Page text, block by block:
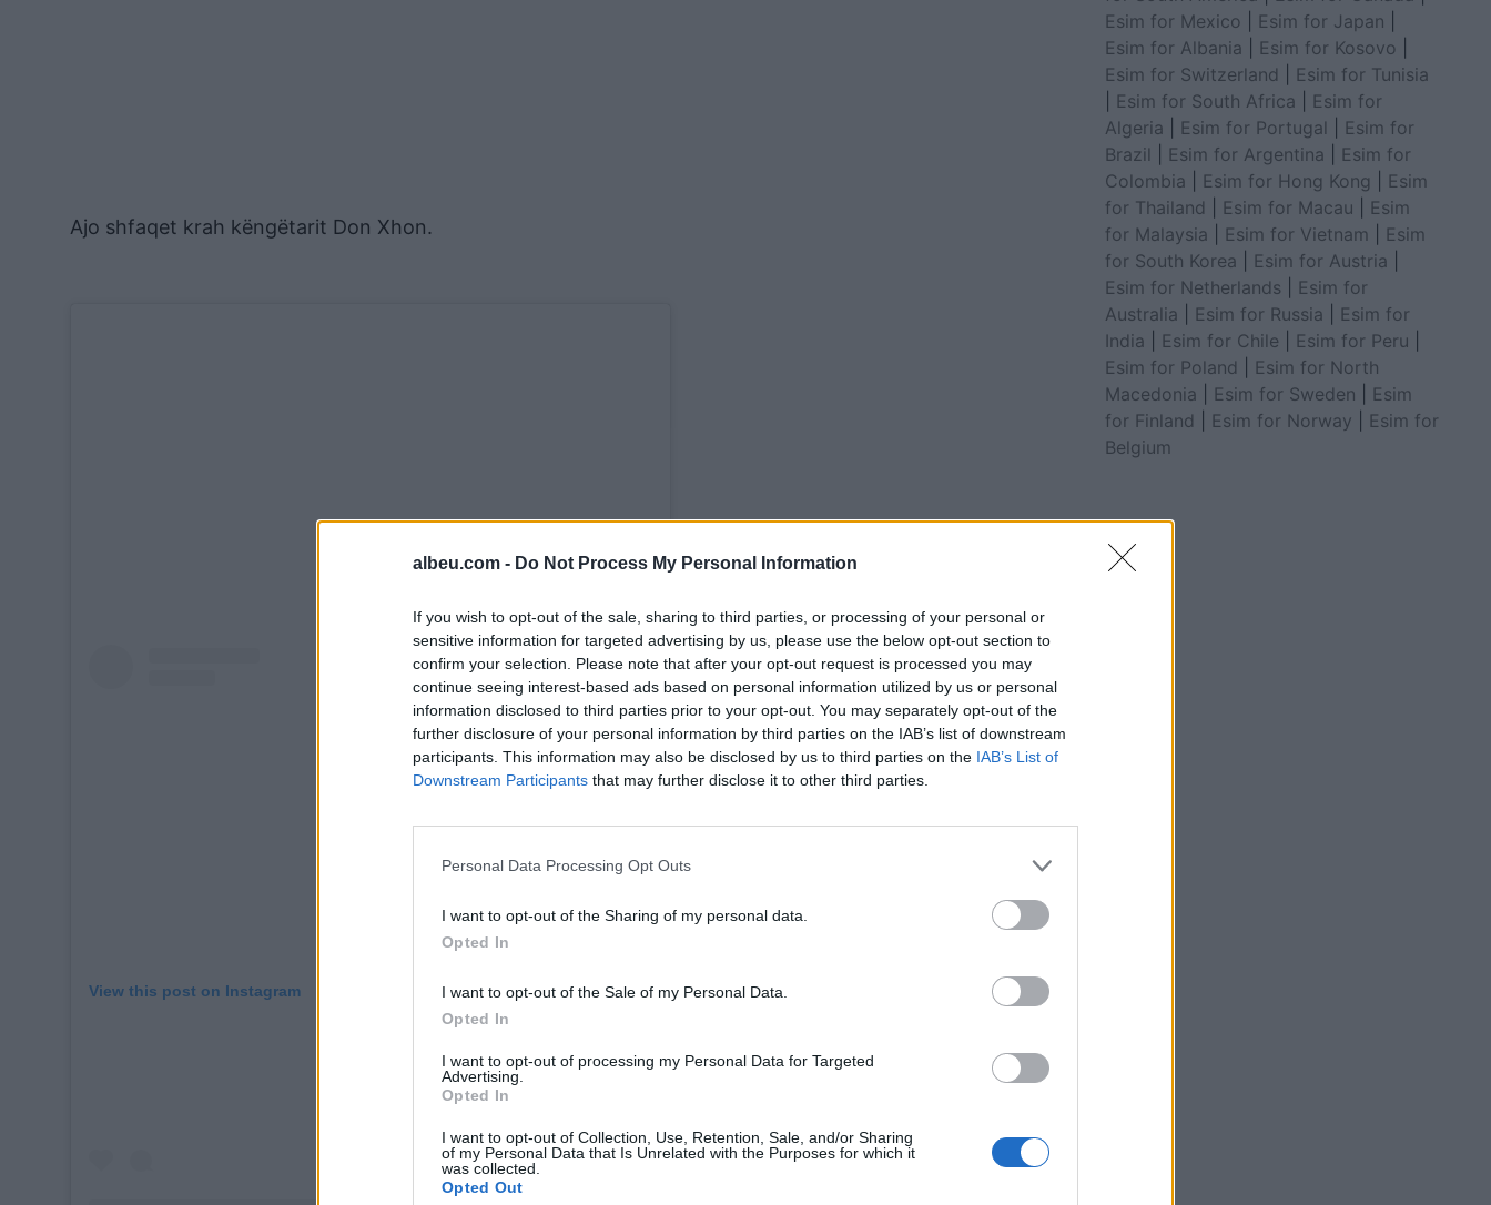
albeu.com - Do Not Process My Personal Information
If you wish to opt-out of the sale, sharing to third parties, or processing of your personal or
sensitive information for targeted advertising by us, please use the below opt-out section to
confirm your selection. Please note that after your opt-out request is processed you may
continue seeing interest-based ads based on personal information utilized by us or personal
information disclosed to third parties prior to your opt-out. You may separately opt-out of the
further disclosure of your personal information by third parties on the IAB’s list of downstream
participants. This information may also be disclosed by us to third parties on the IAB’s List of
Downstream Participants that may further disclose it to other third parties.
Personal Data Processing Opt Outs
I want to opt-out of the Sharing of my personal data.
Opted In
I want to opt-out of the Sale of my Personal Data.
Opted In
I want to opt-out of processing my Personal Data for Targeted
Advertising.
Opted In
I want to opt-out of Collection, Use, Retention, Sale, and/or Sharing
of my Personal Data that Is Unrelated with the Purposes for which it
was collected.
Opted Out
Ajo shfaqet krah këngëtarit Don Xhon.
View this post on Instagram
Esim for Mexico
Esim for Japan
Esim for Albania
Esim for Kosovo
Esim for Switzerland
Esim for Tunisia
Esim for South Africa
Esim for
Algeria
Esim for Portugal
Esim for
Brazil
Esim for Argentina
Esim for
Colombia
Esim for Hong Kong
Esim
for Thailand
Esim for Macau
Esim
for Malaysia
Esim for Vietnam
Esim
for South Korea
Esim for Austria
Esim for Netherlands
Esim for
Australia
Esim for Russia
Esim for
India
Esim for Chile Esim for Peru
Esim for Poland
Esim for North
Macedonia
Esim for Sweden
Esim
for Finland
Esim for Norway
Esim for
Belgium